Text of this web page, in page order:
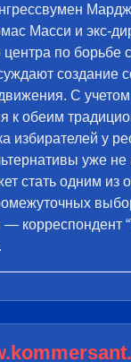
Масси и экс-
по борьбе
создание
С учетом
к обеим
избирателей у
уже не
стать одним
— корреспондент